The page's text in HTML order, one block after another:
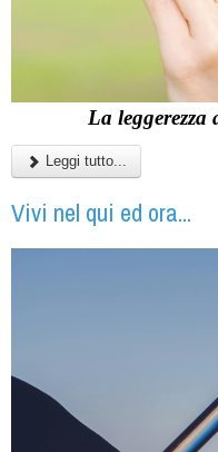
La leggerezza
Leggi tutto...
Vivi nel qui ed ora...